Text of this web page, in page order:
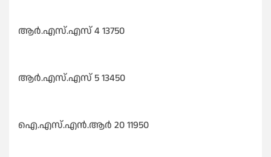
ആർ.എസ്‌.എസ്‌ 4 13750
ആർ.എസ്‌.എസ്‌ 5 13450
ഐ.എസ്‌.എൻ.ആർ 20 11950